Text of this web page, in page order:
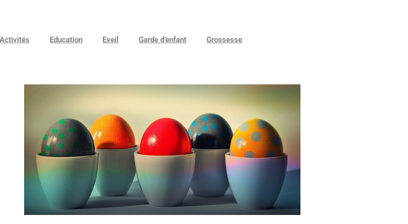
Activités Education Eveil Garde d’enfant Grossesse